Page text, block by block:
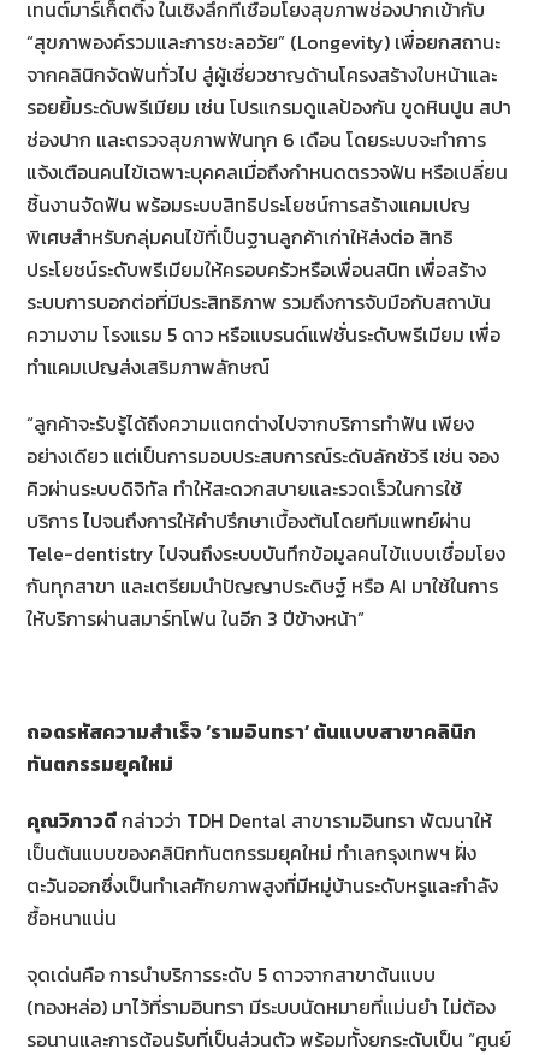
เทนต์มาร์เก็ตติ้ง ในเชิงลึกที่เชื่อมโยงสุขภาพช่องปากเข้ากับ
“สุขภาพองค์รวมและการชะลอวัย” (Longevity) เพื่อยกสถานะ
จากคลินิกจัดฟันทั่วไป สู่ผู้เชี่ยวชาญด้านโครงสร้างใบหน้าและ
รอยยิ้มระดับพรีเมียม เช่น โปรแกรมดูแลป้องกัน ขูดหินปูน สปา
ช่องปาก และตรวจสุขภาพฟันทุก 6 เดือน โดยระบบจะทำการ
แจ้งเตือนคนไข้เฉพาะบุคคลเมื่อถึงกำหนดตรวจฟัน หรือเปลี่ยน
ชิ้นงานจัดฟัน พร้อมระบบสิทธิประโยชน์การสร้างแคมเปญ
พิเศษสำหรับกลุ่มคนไข้ที่เป็นฐานลูกค้าเก่าให้ส่งต่อ สิทธิ
ประโยชน์ระดับพรีเมียมให้ครอบครัวหรือเพื่อนสนิท เพื่อสร้าง
ระบบการบอกต่อที่มีประสิทธิภาพ รวมถึงการจับมือกับสถาบัน
ความงาม โรงแรม 5 ดาว หรือแบรนด์แฟชั่นระดับพรีเมียม เพื่อ
ทำแคมเปญส่งเสริมภาพลักษณ์
“ลูกค้าจะรับรู้ได้ถึงความแตกต่างไปจากบริการทำฟัน เพียง
อย่างเดียว แต่เป็นการมอบประสบการณ์ระดับลักชัวรี เช่น จอง
คิวผ่านระบบดิจิทัล ทำให้สะดวกสบายและรวดเร็วในการใช้
บริการ ไปจนถึงการให้คำปรึกษาเบื้องต้นโดยทีมแพทย์ผ่าน
Tele-dentistry ไปจนถึงระบบบันทึกข้อมูลคนไข้แบบเชื่อมโยง
กันทุกสาขา และเตรียมนำปัญญาประดิษฐ์ หรือ AI มาใช้ในการ
ให้บริการผ่านสมาร์ทโฟน ในอีก 3 ปีข้างหน้า”
ถอดรหัสความสำเร็จ ‘รามอินทรา’ ต้นแบบสาขาคลินิก
ทันตกรรมยุคใหม่
คุณวิภาวดีกล่าวว่า TDH Dental สาขารามอินทรา พัฒนาให้
เป็นต้นแบบของคลินิกทันตกรรมยุคใหม่ ทำเลกรุงเทพฯ ฝั่ง
ตะวันออกซึ่งเป็นทำเลศักยภาพสูงที่มีหมู่บ้านระดับหรูและกำลัง
ซื้อหนาแน่น
จุดเด่นคือ การนำบริการระดับ 5 ดาวจากสาขาต้นแบบ
(ทองหล่อ) มาไว้ที่รามอินทรา มีระบบนัดหมายที่แม่นยำ ไม่ต้อง
รอนานและการต้อนรับที่เป็นส่วนตัว พร้อมทั้งยกระดับเป็น “ศูนย์